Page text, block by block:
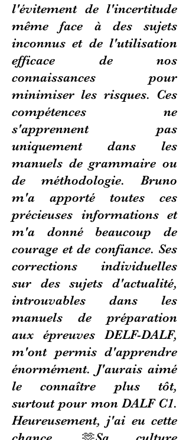
l'évitement de l'incertitude
même face à des sujets
inconnus et de l'utilisation
efficace de nos
connaissances pour
minimiser les risques. Ces
compétences ne
s'apprennent pas
uniquement dans les
manuels de grammaire ou
de méthodologie. Bruno
m'a apporté toutes ces
précieuses informations et
m'a donné beaucoup de
courage et de confiance. Ses
corrections individuelles
sur des sujets d'actualité,
introuvables dans les
manuels de préparation
aux épreuves DELF-DALF,
m'ont permis d'apprendre
énormément. J'aurais aimé
le connaître plus tôt,
surtout pour mon DALF C1.
Heureusement, j'ai eu cette